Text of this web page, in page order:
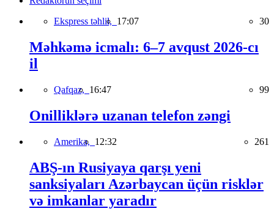
Ekspress təhlil, 17:07 30
Məhkəmə icmalı: 6–7 avqust 2026-cı
il
Qafqaz, 16:47 99
Onilliklərə uzanan telefon zəngi
Amerika, 12:32 261
ABŞ-ın Rusiyaya qarşı yeni
sanksiyaları Azərbaycan üçün risklər
və imkanlar yaradır